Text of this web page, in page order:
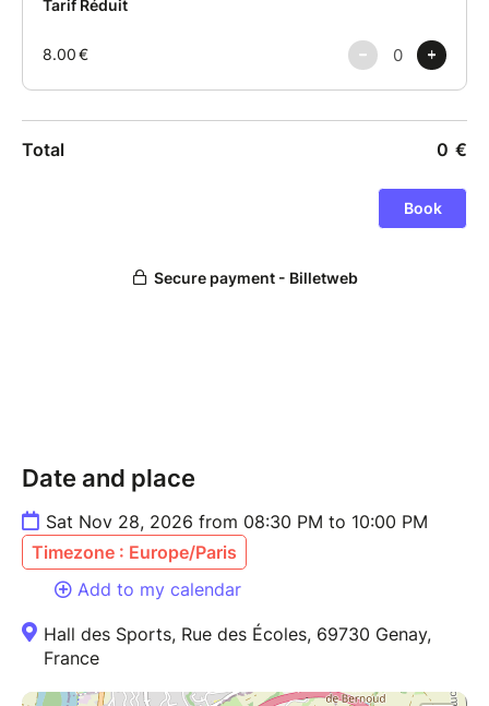
Date and place
Sat Nov 28, 2026 from 08:30 PM to 10:00 PM
Timezone : Europe/Paris
Add to my calendar
Hall des Sports, Rue des Écoles, 69730 Genay,
France